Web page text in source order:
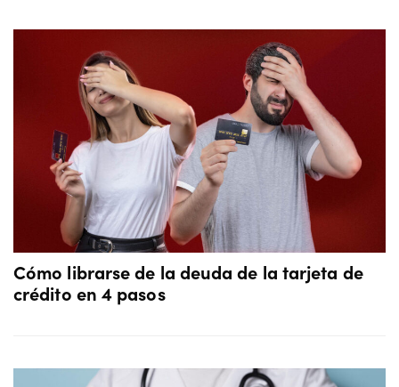
Cómo librarse de la deuda de la tarjeta de
crédito en 4 pasos